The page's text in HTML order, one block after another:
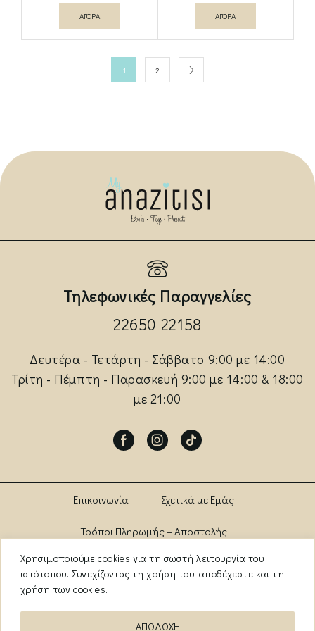
Χρησιμοποιούμε cookies για τη σωστή λειτουργία του
ιστότοπου. Συνεχίζοντας τη χρήση του, αποδέχεστε και τη
χρήση των cookies.
ΑΠΟΔΟΧΗ
ΑΓΟΡΑ ΑΓΟΡΑ
1 2
Τηλεφωνικές Παραγγελίες
22650 22158
Δευτέρα - Τετάρτη - Σάββατο 9:00 με 14:00
Τρίτη - Πέμπτη - Παρασκευή 9:00 με 14:00 & 18:00
με 21:00
FacebookInstagram
Tik-
Επικοινωνία Σχετικά με Εμάς
Τρόποι Πληρωμής – Αποστολής
Πολιτική Αλλαγών – Επιστροφών Brands
Όροι Χρήσης